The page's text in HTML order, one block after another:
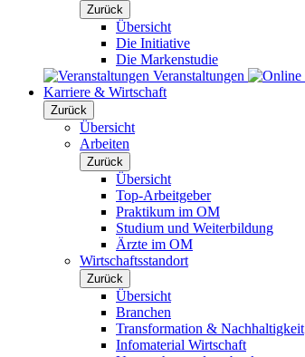
Zurück
Übersicht
Die Initiative
Die Markenstudie
Veranstaltungen
Karriere & Wirtschaft
Zurück
Übersicht
Arbeiten
Zurück
Übersicht
Top-Arbeitgeber
Praktikum im OM
Studium und Weiterbildung
Ärzte im OM
Wirtschaftsstandort
Zurück
Übersicht
Branchen
Transformation & Nachhaltigkeit
Infomaterial Wirtschaft